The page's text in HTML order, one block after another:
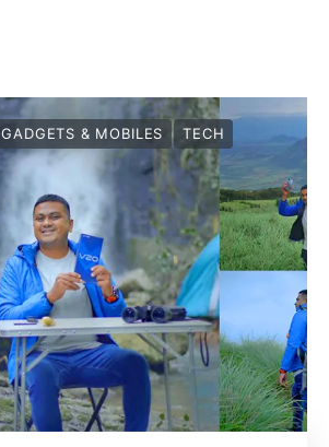
GADGETS & MOBILES TECH